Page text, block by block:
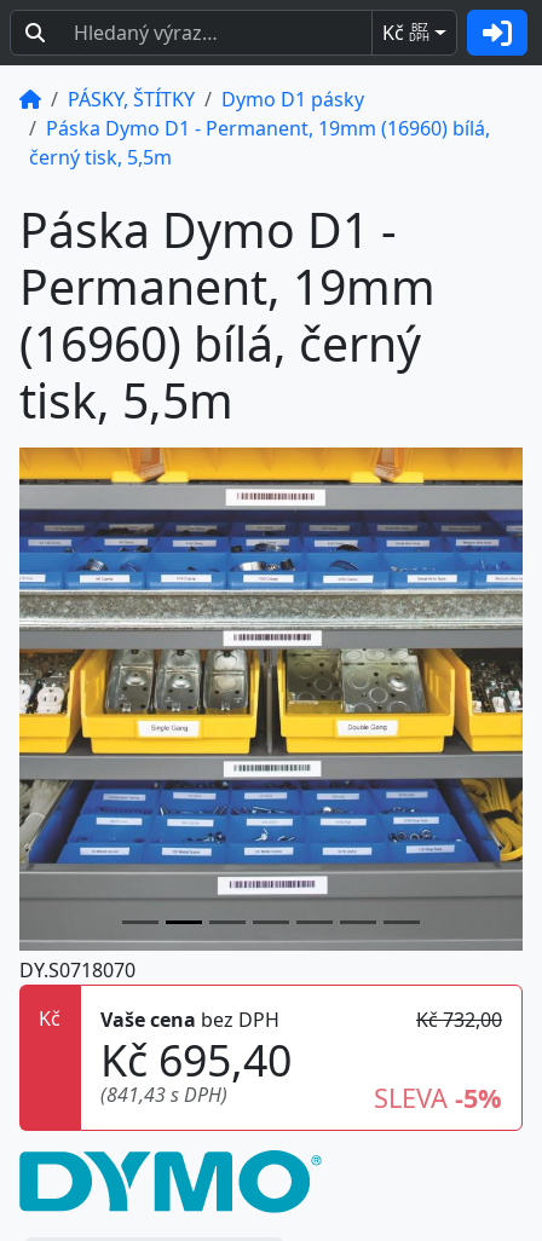
Kč BEZ
DPH
PÁSKY, ŠTÍTKY
Dymo D1 pásky
Páska Dymo D1 - Permanent, 19mm (16960) bílá,
černý tisk, 5,5m
Páska Dymo D1 -
Permanent, 19mm
(16960) bílá, černý
tisk, 5,5m
DY.S0718070
Kč
Vaše cena bez DPH Kč 732,00
Kč 695,40
(841,43 s DPH) SLEVA -5%